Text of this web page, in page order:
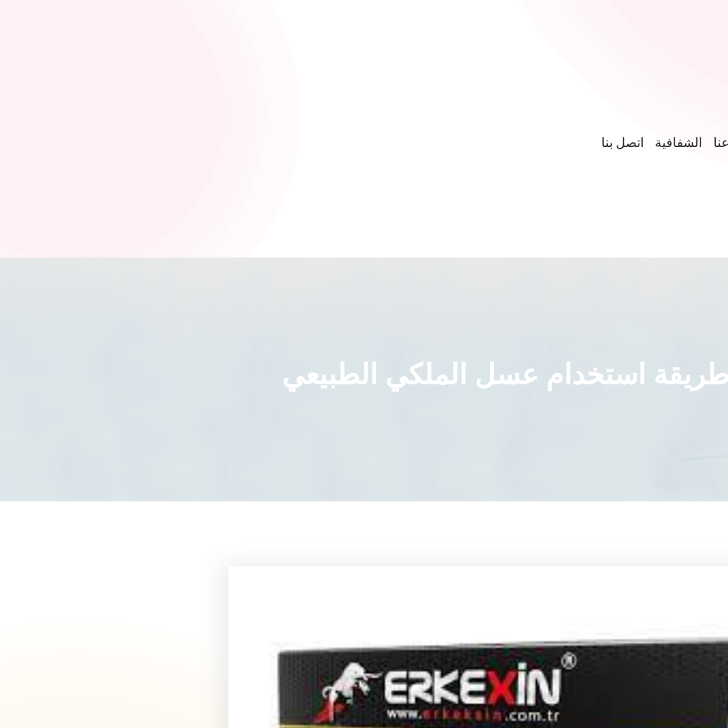
الشفافية اتصل بنا
استخدام عسل الملكي الطبيعي